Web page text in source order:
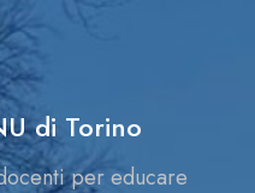
di Torino
per educare